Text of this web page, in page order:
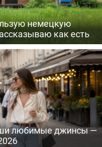
немецкую
как есть
любимые джинсы —